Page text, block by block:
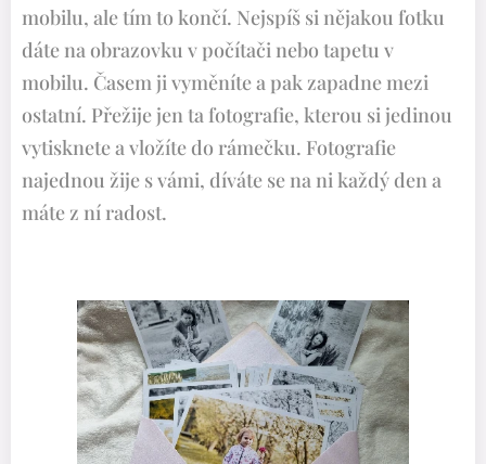
mobilu, ale tím to končí. Nejspíš si nějakou fotku
dáte na obrazovku v počítači nebo tapetu v
mobilu. Časem ji vyměníte a pak zapadne mezi
ostatní. Přežije jen ta fotografie, kterou si jedinou
vytisknete a vložíte do rámečku. Fotografie
najednou žije s vámi, díváte se na ni každý den a
máte z ní radost.